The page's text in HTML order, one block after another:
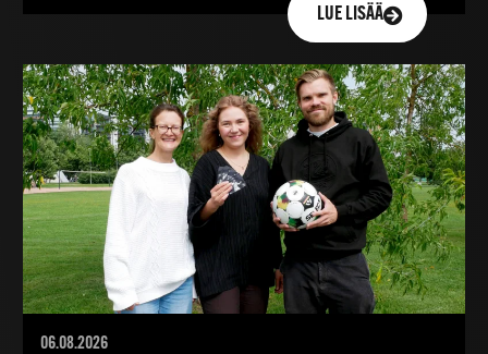
LUE LISÄÄ
06.08.2026